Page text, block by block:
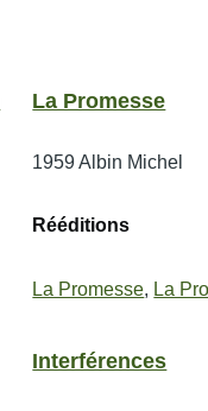
La Promesse
1959Albin Michel
Rééditions
La Promesse, La
Interférences